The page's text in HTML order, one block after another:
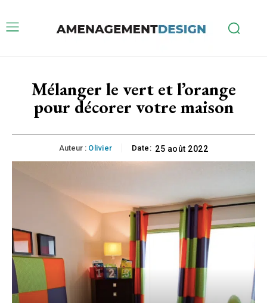
Mélanger le vert et l’orange
pour décorer votre maison
Auteur : Olivier Date: 25 août 2022